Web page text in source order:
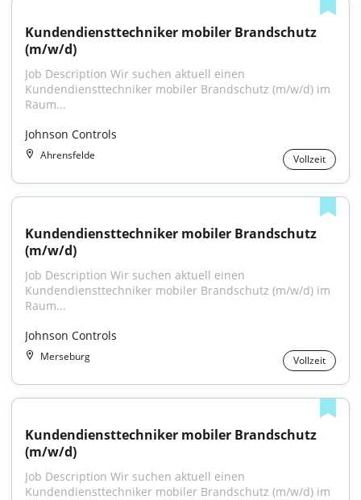
Kundendiensttechniker mobiler Brandschutz
(m/w/d)
Job Description Wir suchen aktuell einen
Kundendiensttechniker mobiler Brandschutz (m/w/d) im
Raum...
Johnson Controls
Ahrensfelde Vollzeit
Kundendiensttechniker mobiler Brandschutz
(m/w/d)
Job Description Wir suchen aktuell einen
Kundendiensttechniker mobiler Brandschutz (m/w/d) im
Raum...
Johnson Controls
Merseburg Vollzeit
Kundendiensttechniker mobiler Brandschutz
(m/w/d)
Job Description Wir suchen aktuell einen
Kundendiensttechniker mobiler Brandschutz (m/w/d) im